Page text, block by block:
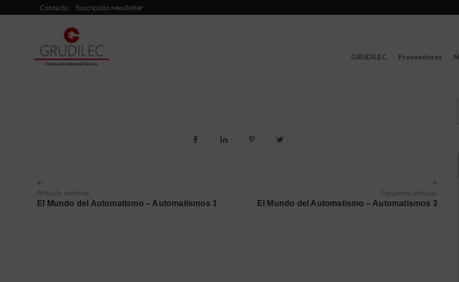
Contacto Suscripción newsletter
GRUDILEC Proveedores
Artículo anterior
El Mundo del Automatismo – Automatismos 1
Siguiente artículo
El Mundo del Automatismo – Automatismos 3